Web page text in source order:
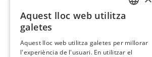
Aquest lloc web utilitza
galetes
Aquest lloc web utilitza galetes per millorar
l'experiència de l'usuari. En utilitzar el